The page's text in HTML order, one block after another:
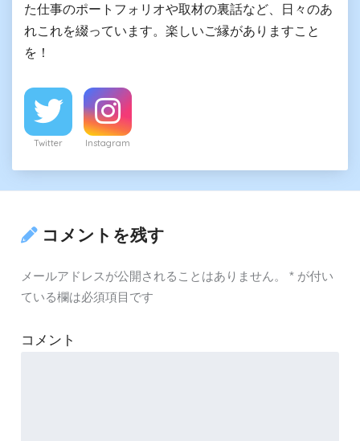
た仕事のポートフォリオや取材の裏話など、日々のあ
れこれを綴っています。楽しいご縁がありますこと
を！
Twitter Instagram
コメントを残す
メールアドレスが公開されることはありません。 *が付い
ている欄は必須項目です
コメント